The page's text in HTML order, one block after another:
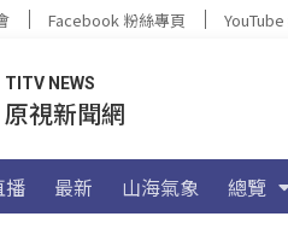
Facebook 粉絲專頁
TITV NEWS
原視新聞網
播 最新 山海氣象 總覽